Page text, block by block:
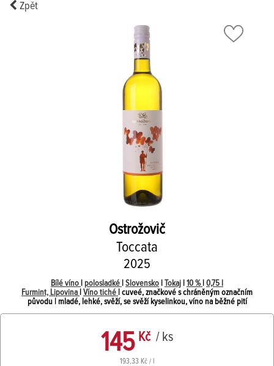
Zpět
Ostrožovič
Toccata
2025
Bílé víno polosladké Slovensko Tokaj 10 % 0,75 l
Furmint, Lipovina
Víno tiché
| cuveé, značkové s chráněným označním
původu | mladé, lehké, svěží, se svěží kyselinkou, víno na běžné pití
145 Kč / ks
193,33 Kč / l